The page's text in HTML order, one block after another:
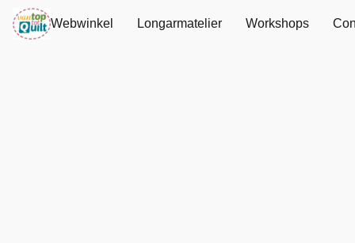
Webwinkel Longarmatelier Workshops